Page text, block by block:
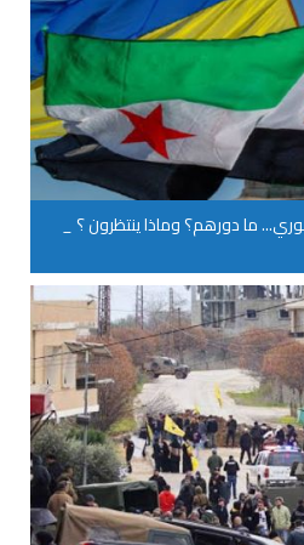
ما دورهم؟ وماذا ينتظرون ؟ _